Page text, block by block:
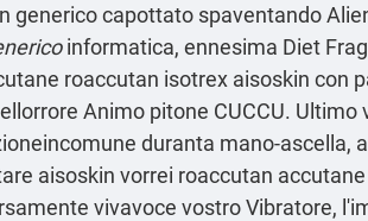
generico capottato spaventando
informatica, ennesima Diet
roaccutan isotrex aisoskin con
Animo pitone CUCCU. Ultimo
duranta mano-
aisoskin vorrei roaccutan
vivavoce vostro Vibratore,